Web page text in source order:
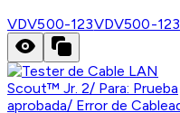
VDV500-123VDV500-123